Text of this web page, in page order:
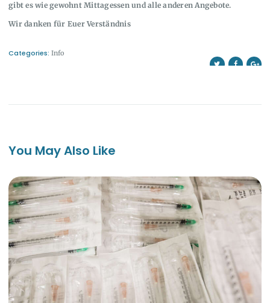
gibt es wie gewohnt Mittagessen und alle anderen Angebote.
Wir danken für Euer Verständnis
Categories: Info
You May Also Like